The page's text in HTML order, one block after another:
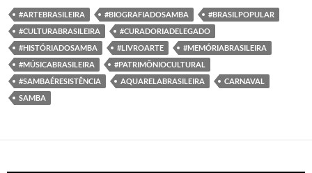
b
o
o
k
t
e
r
e
d
I
n
s
A
p
p
#ARTEBRASILEIRA #BIOGRAFIADOSAMBA
#BRASILPOPULAR
#CULTURABRASILEIRA
#CURADORIADELEGADO
#HISTÓRIADOSAMBA
#LIVROARTE
#MEMÓRIABRASILEIRA
#MÚSICABRASILEIRA
#PATRIMÔNIOCULTURAL
#SAMBAÉRESISTÊNCIA
AQUARELABRASILEIRA
CARNAVAL
SAMBA